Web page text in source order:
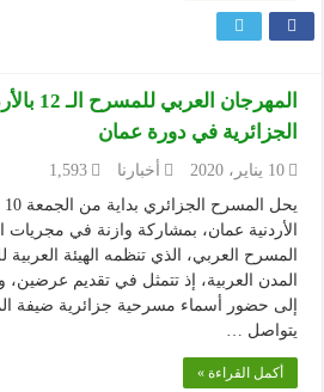
الجزائرية في دورة عمان
10 يناير، 2020 أخبارنا
1,593
الأردنية عمان، بمشاركة وازنة في مجريات
المسرح العربي، الذي تنظمه الهيئة
المدن العربية، إذ تتمثل في تقديم عرضين،
إلى حضور أسماء مسرحية جزائرية ضيفة
يتواصل …
أكمل القراءة »